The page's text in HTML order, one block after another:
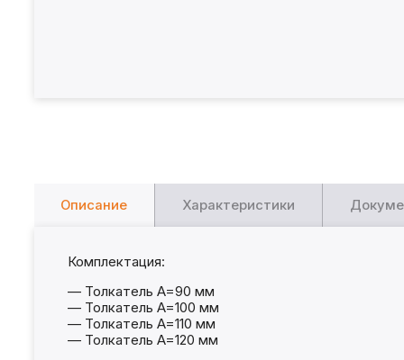
Описание Характеристики
Комплектация:
— Толкатель A=90 мм
— Толкатель A=100 мм
— Толкатель A=110 мм
— Толкатель A=120 мм